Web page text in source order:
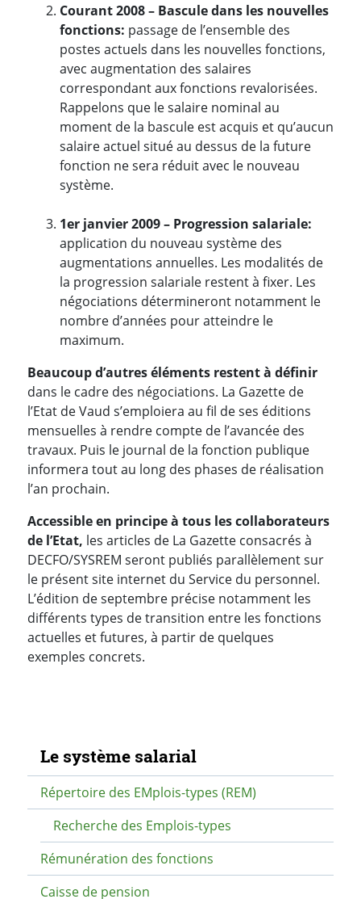
Courant 2008 – Bascule dans les nouvelles
fonctions: passage de l’ensemble des
postes actuels dans les nouvelles fonctions,
avec augmentation des salaires
correspondant aux fonctions revalorisées.
Rappelons que le salaire nominal au
moment de la bascule est acquis et qu’aucun
salaire actuel situé au dessus de la future
fonction ne sera réduit avec le nouveau
système.
1er janvier 2009 – Progression salariale:
application du nouveau système des
augmentations annuelles. Les modalités de
la progression salariale restent à fixer. Les
négociations détermineront notamment le
nombre d’années pour atteindre le
maximum.
Beaucoup d’autres éléments restent à définir
dans le cadre des négociations. La Gazette de
l’Etat de Vaud s’emploiera au fil de ses éditions
mensuelles à rendre compte de l’avancée des
travaux. Puis le journal de la fonction publique
informera tout au long des phases de réalisation
l’an prochain.
Accessible en principe à tous les collaborateurs
de l’Etat, les articles de La Gazette consacrés à
DECFO/SYSREM seront publiés parallèlement sur
le présent site internet du Service du personnel.
L’édition de septembre précise notamment les
différents types de transition entre les fonctions
actuelles et futures, à partir de quelques
exemples concrets.
Navigation secondaire
Le système salarial
Répertoire des EMplois-types (REM)
Recherche des Emplois-types
Rémunération des fonctions
Caisse de pension